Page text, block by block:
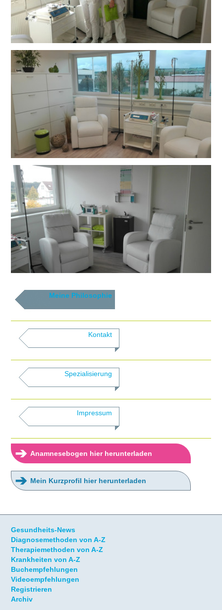
Meine Philosophie
Kontakt
Spezialisierung
Impressum
➔ Anamnesebogen hier herunterladen
➔ Mein Kurzprofil hier herunterladen
Gesundheits-News
Diagnosemethoden von A-Z
Therapiemethoden von A-Z
Krankheiten von A-Z
Buchempfehlungen
Videoempfehlungen
Registrieren
Archiv